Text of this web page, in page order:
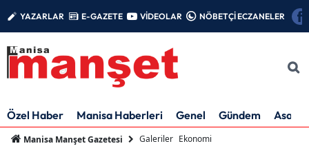
YAZARLAR E-GAZETE VİDEOLAR NÖBETÇİ ECZANELER
Özel Haber Manisa Haberleri Genel Gündem Asayiş
Manisa Manşet Gazetesi Galeriler Ekonomi